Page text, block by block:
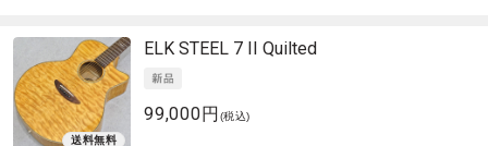
ELK STEEL 7 II Quilted
99,000円 (税込)